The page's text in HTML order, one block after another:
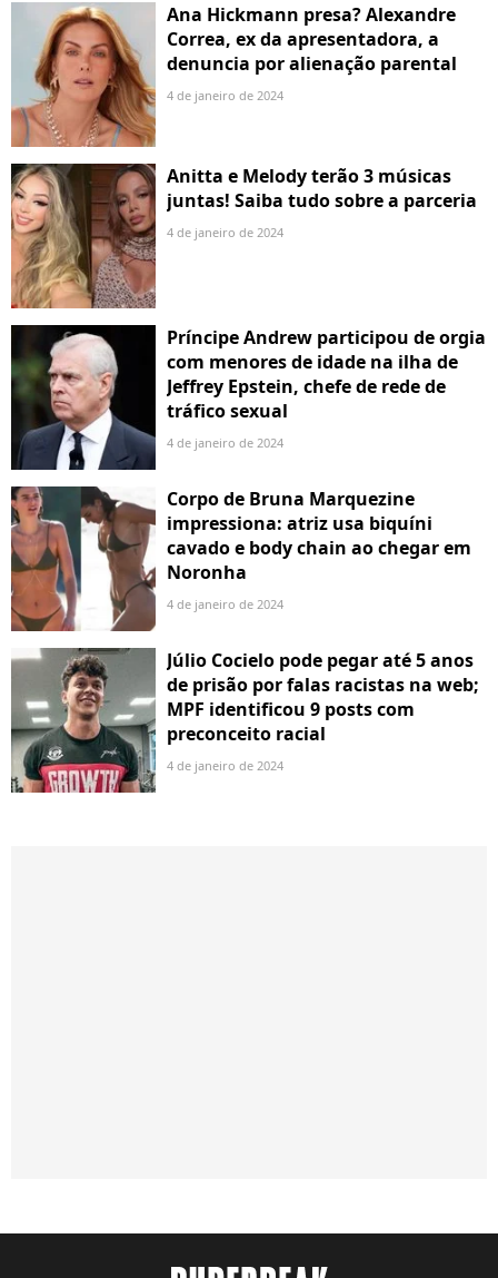
Ana Hickmann presa? Alexandre
Correa, ex da apresentadora, a
denuncia por alienação parental
4 de janeiro de 2024
Anitta e Melody terão 3 músicas
juntas! Saiba tudo sobre a parceria
4 de janeiro de 2024
Príncipe Andrew participou de orgia
com menores de idade na ilha de
Jeffrey Epstein, chefe de rede de
tráfico sexual
4 de janeiro de 2024
Corpo de Bruna Marquezine
impressiona: atriz usa biquíni
cavado e body chain ao chegar em
Noronha
4 de janeiro de 2024
Júlio Cocielo pode pegar até 5 anos
de prisão por falas racistas na web;
MPF identificou 9 posts com
preconceito racial
4 de janeiro de 2024